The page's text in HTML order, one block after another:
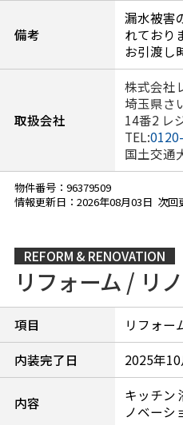
備考
漏水被害
れており
お引渡し
取扱会社
株式会社
埼玉県さ
14番2 レ
TEL:
国土交通
物件番号：96379509
情報更新日：2026年08月03日 次回
REFORM & RENOVATION
リフォーム / リ
項目
リフォー
内装完了日
2025年10
内容
キッチン
ノベーシ